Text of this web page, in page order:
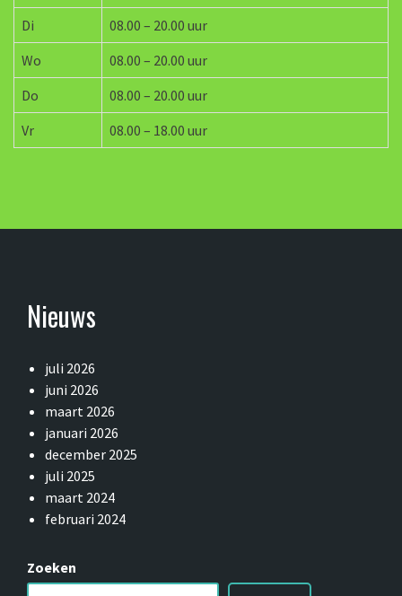
Di
08.00 – 20.00 uur
Wo
08.00 – 20.00 uur
Do
08.00 – 20.00 uur
Vr
08.00 – 18.00 uur
Nieuws
juli 2026
juni 2026
maart 2026
januari 2026
december 2025
juli 2025
maart 2024
februari 2024
Zoeken